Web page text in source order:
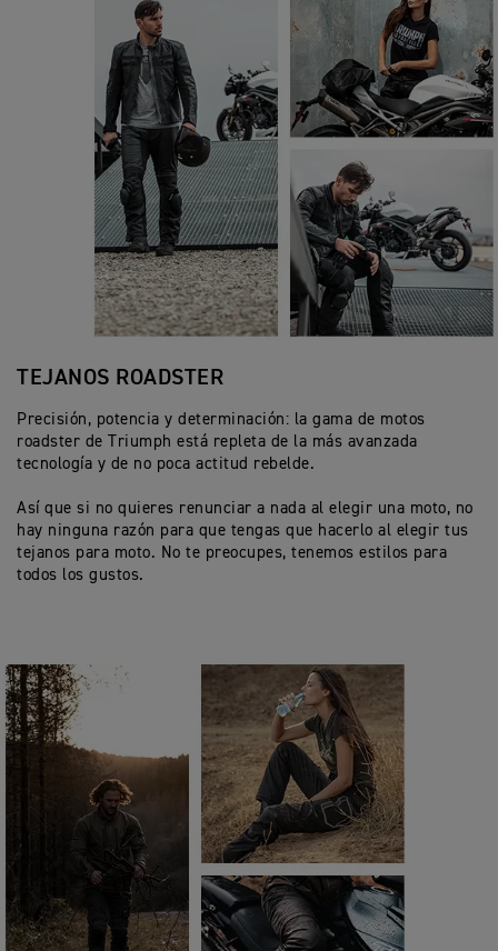
TEJANOS ROADSTER
Precisión, potencia y determinación: la gama de motos
roadster de Triumph está repleta de la más avanzada
tecnología y de no poca actitud rebelde.
Así que si no quieres renunciar a nada al elegir una moto, no
hay ninguna razón para que tengas que hacerlo al elegir tus
tejanos para moto. No te preocupes, tenemos estilos para
todos los gustos.